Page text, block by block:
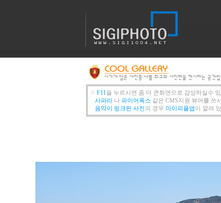
※ F11을 누르시면 좀 더 큰화면으로 감상하실수
사파리 나 파이어폭스 같은 CMS지원 뷰어를 쓰
음악이 링크된 사진의 경우 마이피플앱이 깔려